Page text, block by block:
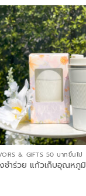
& GIFTS 50 บาทขึ้นไป
ชำร่วย แก้วเก็บอุณหภูมิ